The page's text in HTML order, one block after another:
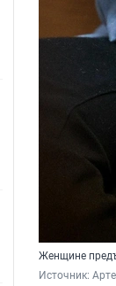
Женщине
Источник: